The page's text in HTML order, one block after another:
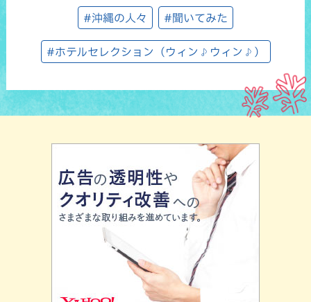
#沖縄の人々 #聞いてみた
#ホテルセレクション（ウィン♪ウィン♪）